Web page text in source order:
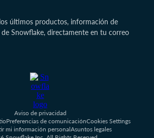
últimos productos, información de
Snowflake, directamente en tu correo
Aviso de privacidad
Preferencias de comunicaciónCookies Settings
mi información personalAsuntos legales